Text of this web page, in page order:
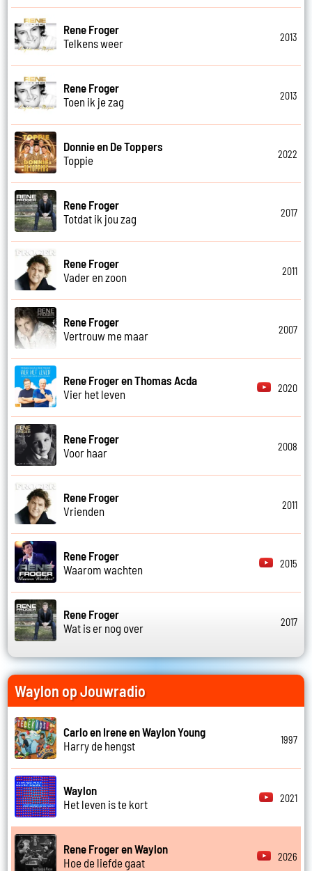
Rene Froger
Telkens weer
2013
Rene Froger
Toen ik je zag
2013
Donnie en De Toppers
Toppie
2022
Rene Froger
Totdat ik jou zag
2017
Rene Froger
Vader en zoon
2011
Rene Froger
Vertrouw me maar
2007
Rene Froger en Thomas Acda
Vier het leven
2020
Rene Froger
Voor haar
2008
Rene Froger
Vrienden
2011
Rene Froger
Waarom wachten
2015
Rene Froger
Wat is er nog over
2017
Waylon op Jouwradio
Carlo en Irene en Waylon Young
Harry de hengst
1997
Waylon
Het leven is te kort
2021
Rene Froger en Waylon
Hoe de liefde gaat
2026